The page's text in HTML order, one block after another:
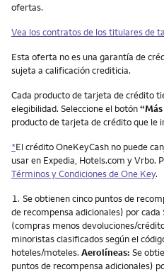
ofertas.
Vea los contratos de los titulares de
Esta oferta no es una garantía de
sujeta a calificación crediticia.
Cada producto de tarjeta de crédito
elegibilidad. Seleccione el botón
producto de tarjeta de crédito que le
*El crédito OneKeyCash no puede
usar en Expedia, Hotels.com y Vrbo.
Términos y Condiciones de One Key.
Nota
1. Se obtienen cinco puntos de
de recompensa adicionales) por
(compras menos devoluciones/
minoristas clasificados según el
hoteles/moteles. Aerolíneas: Se
puntos de recompensa adicionales)